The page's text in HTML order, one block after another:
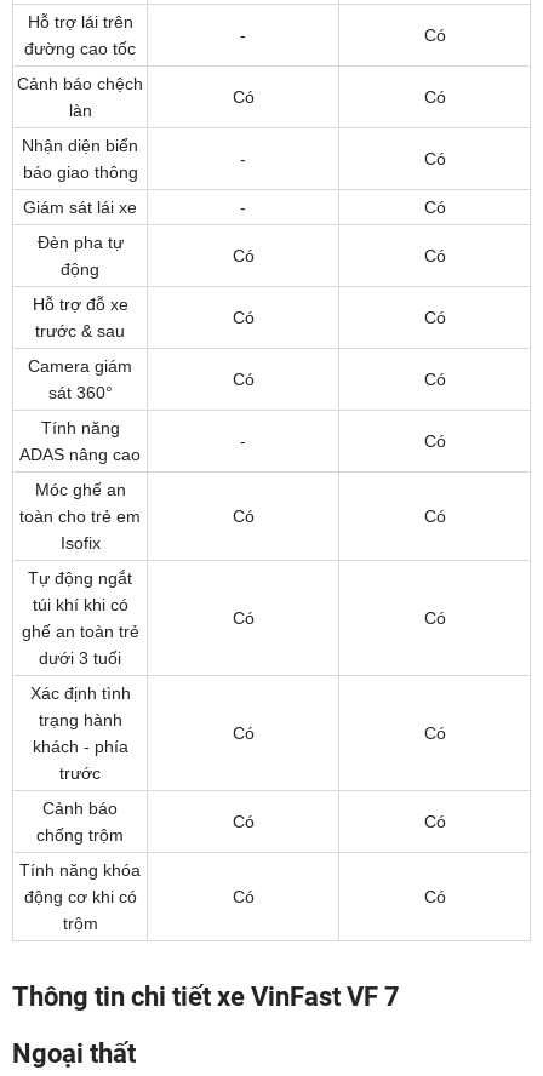
Hỗ trợ lái trên
đường cao tốc
- Có
Cảnh báo chệch
làn
Có Có
Nhận diện biển
báo giao thông
- Có
Giám sát lái xe -
Có
Đèn pha tự
động
Có Có
Hỗ trợ đỗ xe
trước & sau
Có Có
Camera giám
sát 360°
Có Có
Tính năng
ADAS nâng cao
- Có
Móc ghế an
toàn cho trẻ em
Isofix
Có Có
Tự động ngắt
túi khí khi có
ghế an toàn trẻ
dưới 3 tuổi
Có Có
Xác định tình
trạng hành
khách - phía
trước
Có Có
Cảnh báo
chống trộm
Có Có
Tính năng khóa
động cơ khi có
trộm
Có Có
Thông tin chi tiết xe VinFast VF 7
Ngoại thất